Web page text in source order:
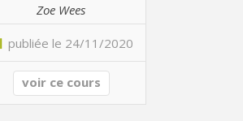
Zoe Wees
publiée le 24/11/2020
voir ce cours